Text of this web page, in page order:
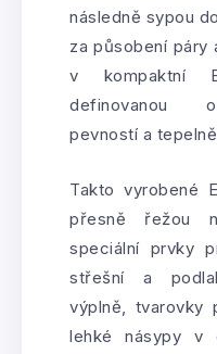
následně sypou
za působení páry
v kompaktní
definovanou
pevností a
Takto vyrobené
přesně řežou
speciální prvky
střešní a
výplně, tvarovky
lehké násypy v